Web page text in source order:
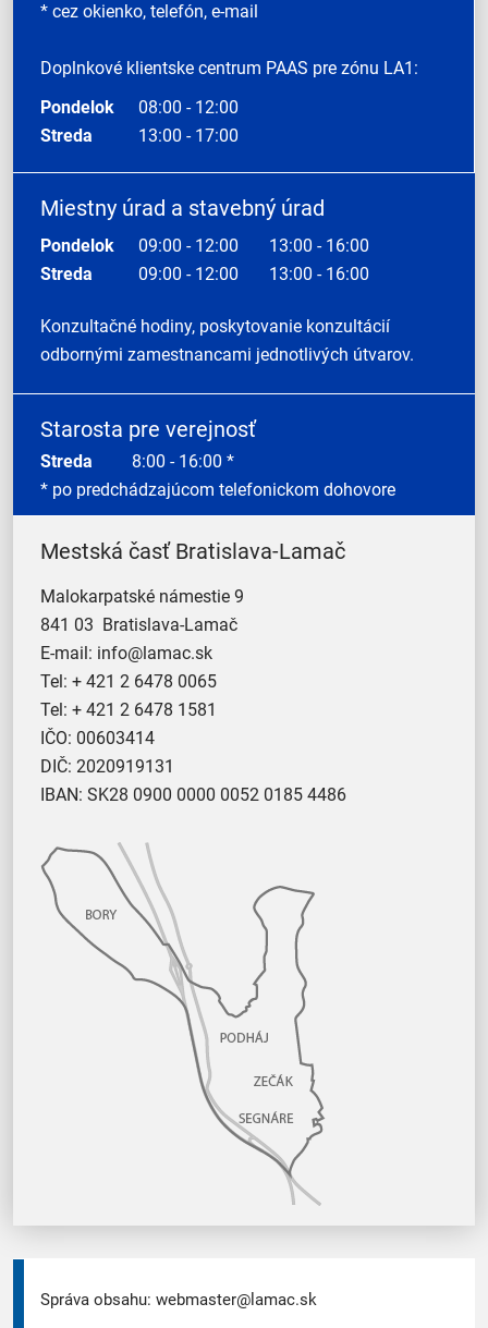
* cez okienko, telefón, e-mail
Doplnkové klientske centrum PAAS pre zónu LA1:
Pondelok
08:00 - 12:00
Streda
13:00 - 17:00
Miestny úrad a stavebný úrad
Pondelok 09:00 - 12:00
13:00 - 16:00
Streda
09:00 - 12:00 13:00 - 16:00
Konzultačné hodiny, poskytovanie konzultácií
odbornými zamestnancami jednotlivých útvarov.
Starosta pre verejnosť
Streda 8:00 - 16:00 *
* po predchádzajúcom telefonickom dohovore
Mestská časť Bratislava-Lamač
Malokarpatské námestie 9
841 03 Bratislava-Lamač
E-mail: info@lamac.sk
Tel: + 421 2 6478 0065
Tel: + 421 2 6478 1581
IČO: 00603414
DIČ: 2020919131
IBAN: SK28 0900 0000 0052 0185 4486
Správa obsahu: webmaster@lamac.sk